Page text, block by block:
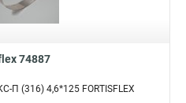
74887
П (316) 4,6*125 FORTISFLEX